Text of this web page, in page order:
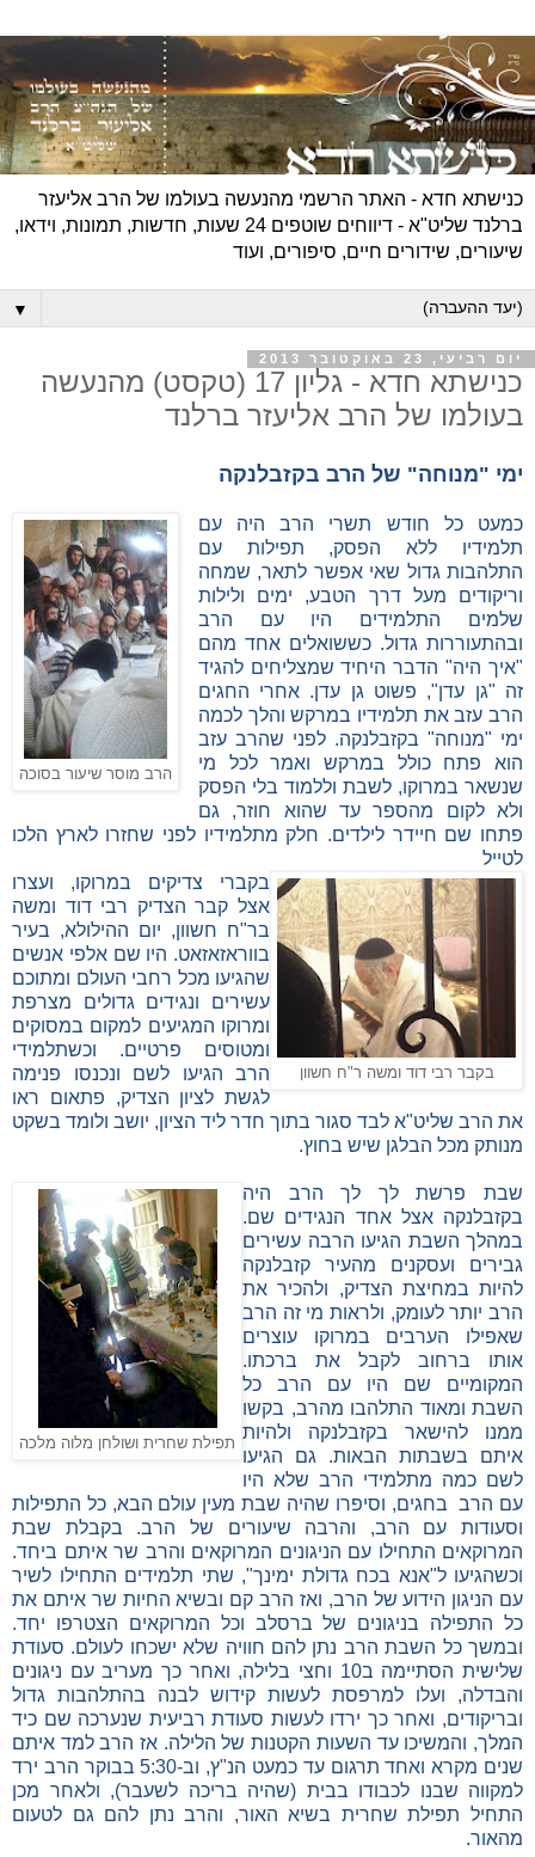
כנישתא חדא - האתר הרשמי מהנעשה בעולמו של הרב אליעזר
ברלנד שליט"א - דיווחים שוטפים 24 שעות, חדשות, תמונות, וידאו,
שיעורים, שידורים חיים, סיפורים, ועוד
▼
יום רביעי, 23 באוקטובר 2013
כנישתא חדא - גליון 17 (טקסט) מהנעשה
בעולמו של הרב אליעזר ברלנד
ימי "מנוחה" של הרב בקזבלנקה
הרב מוסר שיעור בסוכה
כמעט כל חודש תשרי הרב היה עם
תלמידיו ללא הפסק, תפילות עם
התלהבות גדול שאי אפשר לתאר, שמחה
וריקודים מעל דרך הטבע, ימים ולילות
שלמים התלמידים היו עם הרב
ובהתעוררות גדול. כששואלים אחד מהם
"איך היה" הדבר היחיד שמצליחים להגיד
זה "גן עדן", פשוט גן עדן. אחרי החגים
הרב עזב את תלמידיו במרקש והלך לכמה
ימי "מנוחה" בקזבלנקה. לפני שהרב עזב
הוא פתח כולל במרקש ואמר לכל מי
שנשאר במרוקו, לשבת וללמוד בלי הפסק
ולא לקום מהספר עד שהוא חוזר, גם
פתחו שם חיידר לילדים. חלק מתלמידיו לפני שחזרו לארץ הלכו
לטייל
בקבר רבי דוד ומשה ר"ח חשוון
בקברי צדיקים במרוקו, ועצרו
אצל קבר הצדיק רבי דוד ומשה
בר"ח חשוון, יום ההילולא, בעיר
בווראזאזאט. היו שם אלפי אנשים
שהגיעו מכל רחבי העולם ומתוכם
עשירים ונגידים גדולים מצרפת
ומרוקו המגיעים למקום במסוקים
ומטוסים פרטיים. וכשתלמידי
הרב הגיעו לשם ונכנסו פנימה
לגשת לציון הצדיק, פתאום ראו
את הרב שליט"א לבד סגור בתוך חדר ליד הציון, יושב ולומד בשקט
מנותק מכל הבלגן שיש בחוץ.
תפילת שחרית ושולחן מלוה מלכה
שבת פרשת לך לך הרב היה
בקזבלנקה אצל אחד הנגידים שם.
במהלך השבת הגיעו הרבה עשירים
גבירים ועסקנים מהעיר קזבלנקה
להיות במחיצת הצדיק, ולהכיר את
הרב יותר לעומק, ולראות מי זה הרב
שאפילו הערבים במרוקו עוצרים
אותו ברחוב לקבל את ברכתו.
המקומיים שם היו עם הרב כל
השבת ומאוד התלהבו מהרב, בקשו
ממנו להישאר בקזבלנקה ולהיות
איתם בשבתות הבאות. גם הגיעו
לשם כמה מתלמידי הרב שלא היו
עם הרב בחגים, וסיפרו שהיה שבת מעין עולם הבא, כל התפילות
וסעודות עם הרב, והרבה שיעורים של הרב. בקבלת שבת
המרוקאים התחילו עם הניגונים המרוקאים והרב שר איתם ביחד.
וכשהגיעו ל"אנא בכח גדולת ימינך", שתי תלמידים התחילו לשיר
עם הניגון הידוע של הרב, ואז הרב קם ובשיא החיות שר איתם את
כל התפילה בניגונים של ברסלב וכל המרוקאים הצטרפו יחד.
ובמשך כל השבת הרב נתן להם חוויה שלא ישכחו לעולם. סעודת
שלישית הסתיימה ב10 וחצי בלילה, ואחר כך מעריב עם ניגונים
והבדלה, ועלו למרפסת לעשות קידוש לבנה בהתלהבות גדול
ובריקודים, ואחר כך ירדו לעשות סעודת רביעית שנערכה שם כיד
המלך, והמשיכו עד השעות הקטנות של הלילה. אז הרב למד איתם
שנים מקרא ואחד תרגום עד כמעט הנ"ץ, וב-5:30 בבוקר הרב ירד
למקווה שבנו לכבודו בבית (שהיה בריכה לשעבר), ולאחר מכן
התחיל תפילת שחרית בשיא האור, והרב נתן להם גם לטעום
מהאור.